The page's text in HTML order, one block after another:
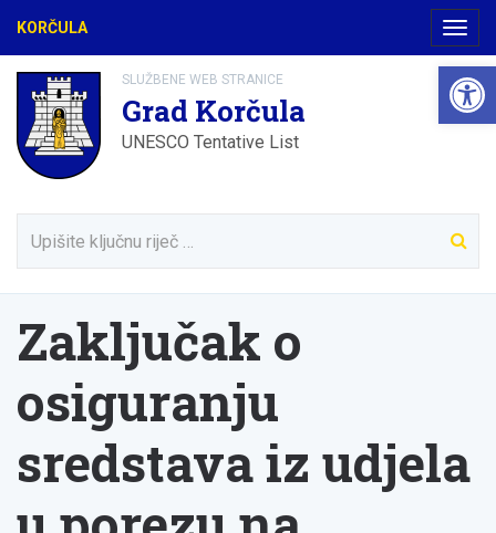
KORČULA
SLUŽBENE WEB STRANICE
Grad Korčula
UNESCO Tentative List
Zaključak o
osiguranju
sredstava iz udjela